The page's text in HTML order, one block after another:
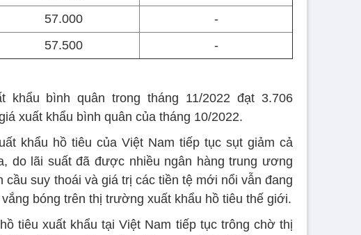
57.000
-
57.500
-
khẩu bình quân trong tháng 11/2022 đạt 3.706
xuất khẩu bình quân của tháng 10/2022.
khẩu hồ tiêu của Việt Nam tiếp tục sụt giảm cả
do lãi suất đã được nhiều ngân hàng trung ương
cầu suy thoái và giá trị các tiền tệ mới nổi vẫn đang
bóng trên thị trường xuất khẩu hồ tiêu thế giới.
tiêu xuất khẩu tại Việt Nam tiếp tục trông chờ thị